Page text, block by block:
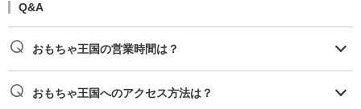
Q&A
おもちゃ王国の営業時間は？
おもちゃ王国へのアクセス方法は？